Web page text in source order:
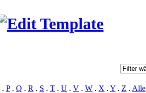
. P. Q . R . S . T . U . V . W . X . Y . Z . Alle